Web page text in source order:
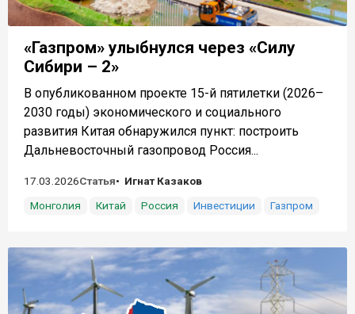
«Газпром» улыбнулся через «Силу
Сибири – 2»
В опубликованном проекте 15-й пятилетки (2026–
2030 годы) экономического и социального
развития Китая обнаружился пункт: построить
Дальневосточный газопровод Россия...
17.03.2026Статья
Игнат Казаков
Монголия
Китай Россия Инвестиции Газпром